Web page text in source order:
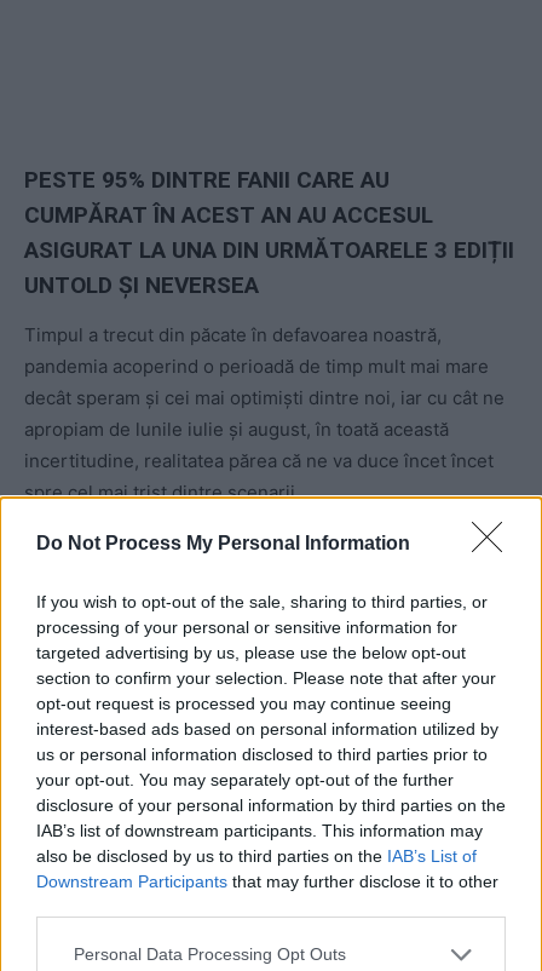
Do Not Process My Personal Information
If you wish to opt-out of the sale, sharing to third parties, or
processing of your personal or sensitive information for
targeted advertising by us, please use the below opt-out
section to confirm your selection. Please note that after your
opt-out request is processed you may continue seeing
interest-based ads based on personal information utilized by
us or personal information disclosed to third parties prior to
your opt-out. You may separately opt-out of the further
disclosure of your personal information by third parties on the
IAB’s list of downstream participants. This information may
also be disclosed by us to third parties on the IAB’s List of
Downstream Participants that may further disclose it to other
Personal Data Processing Opt Outs
PESTE 95% DINTRE FANII CARE AU
CUMPĂRAT ÎN ACEST AN AU ACCESUL
ASIGURAT LA UNA DIN URMĂTOARELE 3 EDIȚII
UNTOLD ȘI NEVERSEA
Timpul a trecut din păcate în defavoarea noastră,
pandemia acoperind o perioadă de timp mult mai mare
decât speram și cei mai optimiști dintre noi, iar cu cât ne
apropiam de lunile iulie și august, în toată această
incertitudine, realitatea părea că ne va duce încet încet
spre cel mai trist dintre scenarii.
În același timp, am încercat să înțelegem toate
cumpărat deja un bilet sau abonament la edițiile din 2020
și am considerat că este datoria noastră, ca indiferent de
deciziile pe care le vor lua autoritățile cu privire la
desfășurarea evenimentului în acest an, să vă asigurăm
că aveți posibilitatea de a vă transforma abonamentele și
biletele din acest an în abonamente și bilete ANYTIME,
care vă garantează accesul la una dintre următoarele trei
ediții, la alegerea voastră.